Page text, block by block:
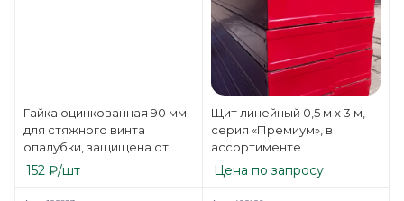
Гайка оцинкованная 90 мм
для стяжного винта
опалубки, защищена от
коррозии
152 ₽/шт
Щит линейный 0,5 м х 3 м,
серия «Премиум», в
ассортименте
Цена по запросу